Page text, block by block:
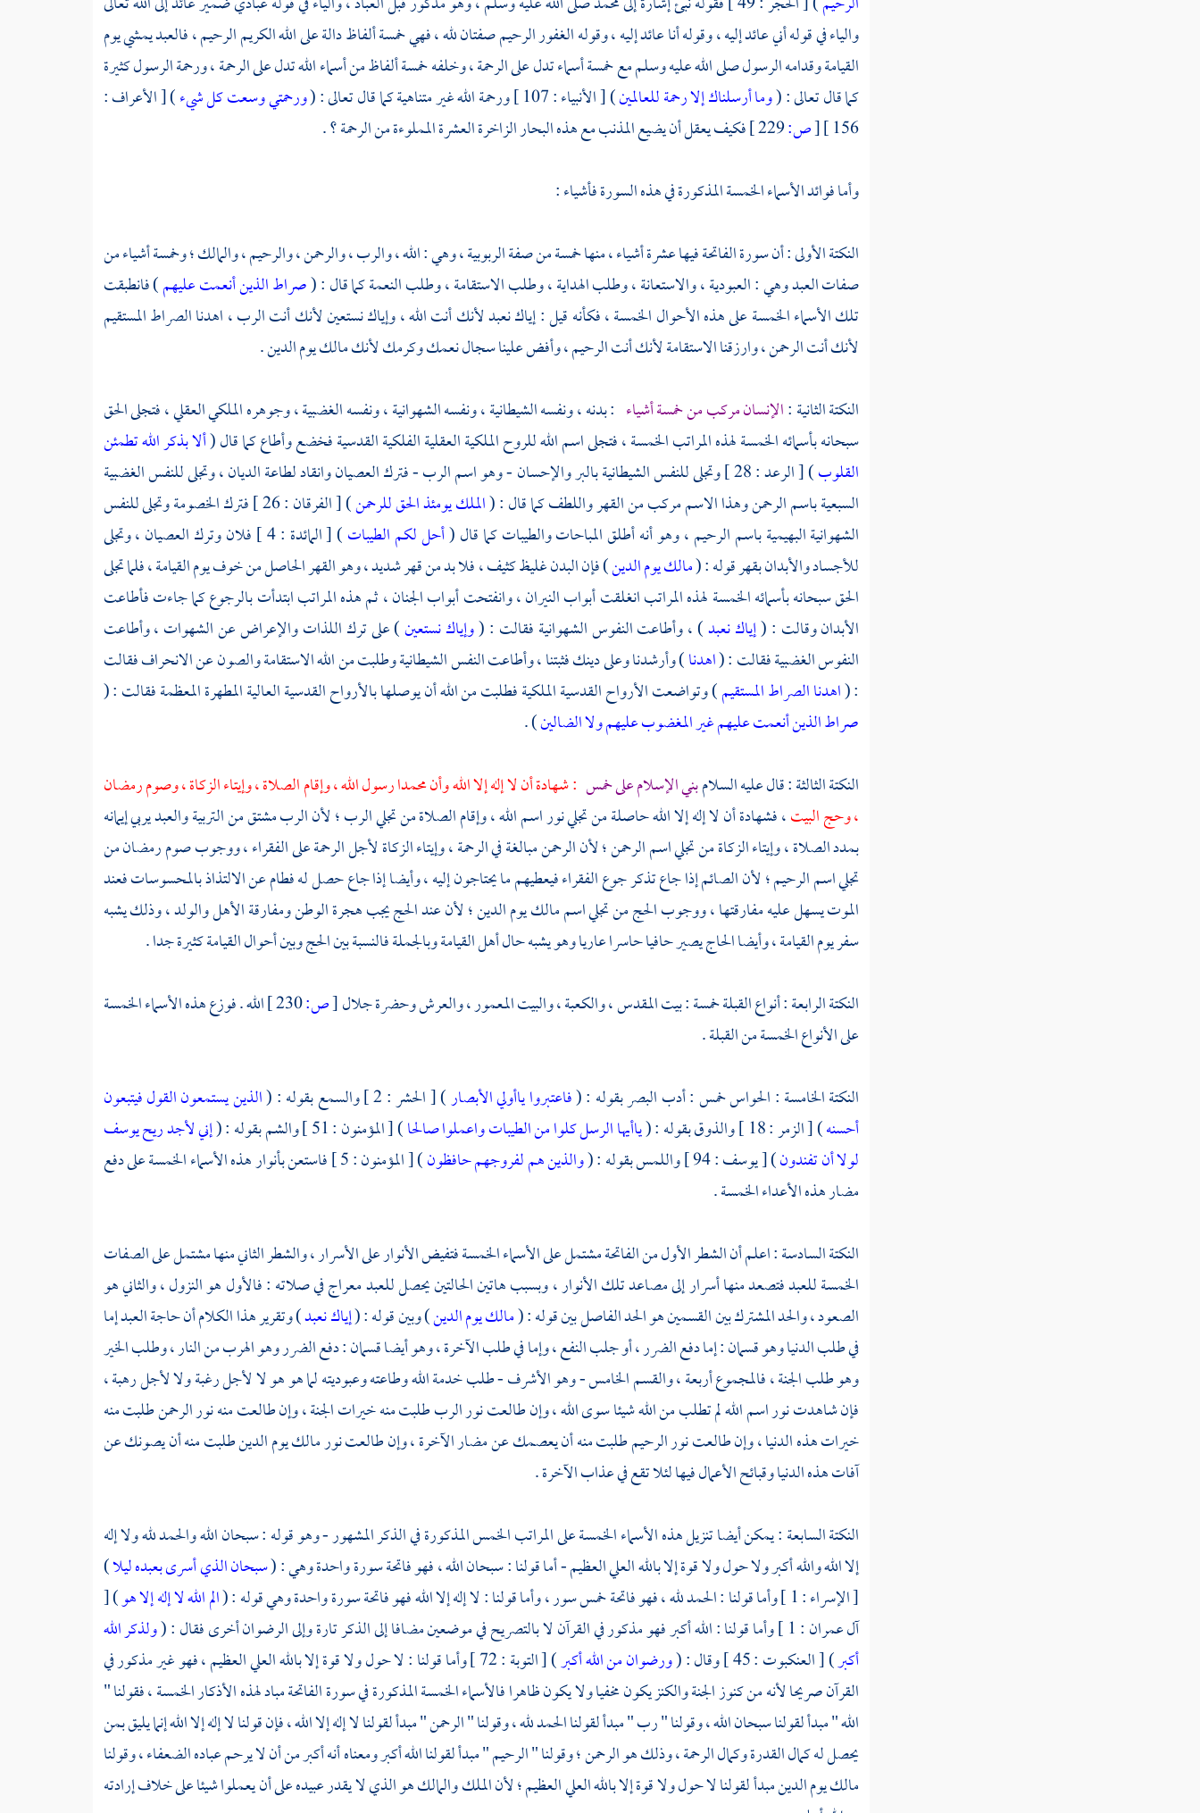
والياء في قوله أني عائد إليه ، وقوله أنا عائد إليه ، وقوله الغفور الرحيم صفتان لله ، فهي خمسة ألفاظ دالة على الله الكريم الرحيم ، فالعبد يمشي يوم
القيامة وقدامه الرسول صلى الله عليه وسلم مع خمسة أسماء تدل على الرحمة ، وخلفه خمسة ألفاظ من أسماء الله تدل على الرحمة ، ورحمة الرسول كثيرة
كما قال تعالى : (وما أرسلناك إلا رحمة للعالمين) [ الأنبياء : 107 ] ورحمة الله غير متناهية كما قال تعالى : ( ورحمتي وسعت كل شيء) [ الأعراف :
156 ]
[ص:
فكيف يعقل أن يضيع المذنب مع هذه البحار الزاخرة العشرة المملوءة من الرحمة ؟ .
وأما فوائد الأسماء الخمسة المذكورة في هذه السورة فأشياء :
النكتة الأولى : أن سورة الفاتحة فيها عشرة أشياء ، منها خمسة من صفة الربوبية ، وهي : الله ، والرب ، والرحمن ، والرحيم ، والمالك ؛ وخمسة أشياء من
صفات العبد وهي : العبودية ، والاستعانة ، وطلب الهداية ، وطلب الاستقامة ، وطلب النعمة كما قال : (صراط الذين أنعمت عليهم) فانطبقت
تلك الأسماء الخمسة على هذه الأحوال الخمسة ، فكأنه قيل : إياك نعبد لأنك أنت الله ، وإياك نستعين لأنك أنت الرب ، اهدنا الصراط المستقيم
لأنك أنت الرحمن ، وارزقنا الاستقامة لأنك أنت الرحيم ، وأفض علينا سجال نعمك وكرمك لأنك مالك يوم الدين .
النكتة الثانية :الإنسان مركب من خمسة أشياء : بدنه ، ونفسه الشيطانية ، ونفسه الشهوانية ، ونفسه الغضبية ، وجوهره الملكي العقلي ، فتجلى الحق
سبحانه بأسمائه الخمسة لهذه المراتب الخمسة ، فتجلى اسم الله للروح الملكية العقلية الفلكية القدسية فخضع وأطاع كما قال (ألا بذكر الله تطمئن
القلوب
) [ الرعد : 28 ] وتجلى للنفس الشيطانية بالبر والإحسان - وهو اسم الرب - فترك العصيان وانقاد لطاعة الديان ، وتجلى للنفس الغضبية
السبعية باسم الرحمن وهذا الاسم مركب من القهر واللطف كما قال : (الملك يومئذ الحق للرحمن
) [ الفرقان : 26 ] فترك الخصومة وتجلى للنفس
الشهوانية البهيمية باسم الرحيم ، وهو أنه أطلق المباحات والطيبات كما قال (أحل لكم الطيبات
) [ المائدة : 4 ] فلان وترك العصيان ، وتجلى
للأجساد والأبدان بقهر قوله : (مالك يوم الدين) فإن البدن غليظ كثيف ، فلا بد من قهر شديد ، وهو القهر الحاصل من خوف يوم القيامة ، فلما تجلى
الحق سبحانه بأسمائه الخمسة لهذه المراتب انغلقت أبواب النيران ، وانفتحت أبواب الجنان ، ثم هذه المراتب ابتدأت بالرجوع كما جاءت فأطاعت
الأبدان وقالت : (إياك نعبد) ، وأطاعت النفوس الشهوانية فقالت : (وإياك نستعين) على ترك اللذات والإعراض عن الشهوات ، وأطاعت
النفوس الغضبية فقالت : (اهدنا) وأرشدنا وعلى دينك فثبتنا ، وأطاعت النفس الشيطانية وطلبت من الله الاستقامة والصون عن الانحراف فقالت
: (اهدنا الصراط المستقيم) وتواضعت الأرواح القدسية الملكية فطلبت من الله أن يوصلها بالأرواح القدسية العالية المطهرة المعظمة فقالت : (
صراط الذين أنعمت عليهم غير المغضوب عليهم ولا الضالين) .
النكتة الثالثة : قال عليه السلامبني الإسلام على خمس : شهادة أن لا إله إلا الله وأنمحمدارسول الله ، وإقام الصلاة ، وإيتاء الزكاة ، وصوم رمضان
، وحج البيت، فشهادة أن لا إله إلا الله حاصلة من تجلي نور اسم الله ، وإقام الصلاة من تجلي الرب ؛ لأن الرب مشتق من التربية والعبد يربي إيمانه
بمدد الصلاة ، وإيتاء الزكاة من تجلي اسم الرحمن ؛ لأن الرحمن مبالغة في الرحمة ، وإيتاء الزكاة لأجل الرحمة على الفقراء ، ووجوب صوم رمضان من
تجلي اسم الرحيم ؛ لأن الصائم إذا جاع تذكر جوع الفقراء فيعطيهم ما يحتاجون إليه ، وأيضا إذا جاع حصل له فطام عن الالتذاذ بالمحسوسات فعند
الموت يسهل عليه مفارقتها ، ووجوب الحج من تجلي اسم مالك يوم الدين ؛ لأن عند الحج يجب هجرة الوطن ومفارقة الأهل والولد ، وذلك يشبه
سفر يوم القيامة ، وأيضا الحاج يصير حافيا حاسرا عاريا وهو يشبه حال أهل القيامة وبالجملة فالنسبة بين الحج وبين أحوال القيامة كثيرة جدا .
النكتة الرابعة : أنواع القبلة خمسة :بيت المقدس،والكعبة، والبيت المعمور ، والعرش وحضرة جلال[ص:
الله . فوزع هذه الأسماء الخمسة
على الأنواع الخمسة من القبلة .
النكتة الخامسة : الحواس خمس : أدب البصر بقوله : (فاعتبروا ياأولي الأبصار) [ الحشر : 2 ] والسمع بقوله : (
الذين يستمعون القول فيتبعون
أحسنه) [ الزمر : 18 ] والذوق بقوله : ( ياأيها الرسل كلوا من الطيبات واعملوا صالحا) [ المؤمنون : 51 ] والشم بقوله : (
إني لأجد ريح يوسف
لولا أن تفندون) [ يوسف : 94 ] واللمس بقوله : ( والذين هم لفروجهم حافظون
) [ المؤمنون : 5 ] فاستعن بأنوار هذه الأسماء الخمسة على دفع
مضار هذه الأعداء الخمسة .
النكتة السادسة : اعلم أن الشطر الأول من الفاتحة مشتمل على الأسماء الخمسة فتفيض الأنوار على الأسرار ، والشطر الثاني منها مشتمل على الصفات
الخمسة للعبد فتصعد منها أسرار إلى مصاعد تلك الأنوار ، وبسبب هاتين الحالتين يحصل للعبد معراج في صلاته : فالأول هو النزول ، والثاني هو
الصعود ، والحد المشترك بين القسمين هو الحد الفاصل بين قوله : (مالك يوم الدين) وبين قوله : (إياك نعبد) وتقرير هذا الكلام أن حاجة العبد إما
في طلب الدنيا وهو قسمان : إما دفع الضرر ، أو جلب النفع ، وإما في طلب الآخرة ، وهو أيضا قسمان : دفع الضرر وهو الهرب من النار ، وطلب الخير
وهو طلب الجنة ، فالمجموع أربعة ، والقسم الخامس - وهو الأشرف - طلب خدمة الله وطاعته وعبوديته لما هو هو لا لأجل رغبة ولا لأجل رهبة ،
فإن شاهدت نور اسم الله لم تطلب من الله شيئا سوى الله ، وإن طالعت نور الرب طلبت منه خيرات الجنة ، وإن طالعت منه نور الرحمن طلبت منه
خيرات هذه الدنيا ، وإن طالعت نور الرحيم طلبت منه أن يعصمك عن مضار الآخرة ، وإن طالعت نور مالك يوم الدين طلبت منه أن يصونك عن
آفات هذه الدنيا وقبائح الأعمال فيها لئلا تقع في عذاب الآخرة .
النكتة السابعة : يمكن أيضا تنزيل هذه الأسماء الخمسة على المراتب الخمس المذكورة في الذكر المشهور - وهو قوله : سبحان الله والحمد لله ولا إله
إلا الله والله أكبر ولا حول ولا قوة إلا بالله العلي العظيم - أما قولنا : سبحان الله ، فهو فاتحة سورة واحدة وهي : (سبحان الذي أسرى بعبده ليلا)
[ الإسراء : 1 ] وأما قولنا : الحمد لله ، فهو فاتحة خمس سور ، وأما قولنا : لا إله إلا الله فهو فاتحة سورة واحدة وهي قوله : (
المالله لا إله إلا هو) [
آل عمران : 1 ] وأما قولنا : الله أكبر فهو مذكور في القرآن لا بالتصريح في موضعين مضافا إلى الذكر تارة وإلى الرضوان أخرى فقال : (
ولذكر الله
أكبر) [ العنكبوت : 45 ] وقال : ( ورضوان من الله أكبر
) [ التوبة : 72 ] وأما قولنا : لا حول ولا قوة إلا بالله العلي العظيم ، فهو غير مذكور في
القرآن صريحا لأنه من كنوز الجنة والكنز يكون مخفيا ولا يكون ظاهرا فالأسماء الخمسة المذكورة في سورة الفاتحة مباد لهذه الأذكار الخمسة ، فقولنا "
الله " مبدأ لقولنا سبحان الله ، وقولنا " رب " مبدأ لقولنا الحمد لله ، وقولنا " الرحمن " مبدأ لقولنا لا إله إلا الله ، فإن قولنا لا إله إلا الله إنما يليق بمن
يحصل له كمال القدرة وكمال الرحمة ، وذلك هو الرحمن ؛ وقولنا " الرحيم " مبدأ لقولنا الله أكبر ومعناه أنه أكبر من أن لا يرحم عباده الضعفاء ، وقولنا
مالك يوم الدين مبدأ لقولنا لا حول ولا قوة إلا بالله العلي العظيم ؛ لأن الملك والمالك هو الذي لا يقدر عبيده على أن يعملوا شيئا على خلاف إرادته